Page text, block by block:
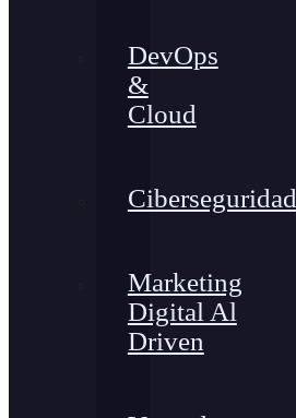
DevOps
&
Cloud
Ciberseguridad
Marketing
Digital Al
Driven